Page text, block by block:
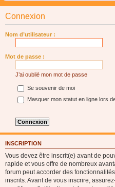
Connexion
Nom d’utilisateur :
Mot de passe :
J’ai oublié mon mot de passe
Se souvenir de moi
Masquer mon statut en ligne lors
INSCRIPTION
Vous devez être inscrit(e) avant de
rapide et vous offre de nombreux
forum peut accorder des
inscrits. Avant de vous inscrire,